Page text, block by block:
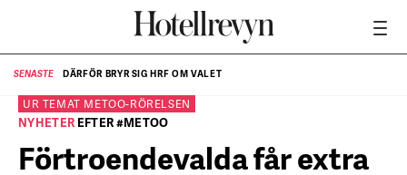
SENASTE NÄR HOTELLREVYN SLOG SVENSKT REKORD I SIMPELHET
UR TEMAT METOO-RÖRELSEN
NYHETER EFTER #METOO
Förtroendevalda får extra